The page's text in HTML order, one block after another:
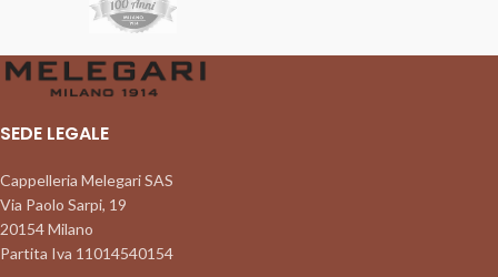
SEDE LEGALE
Cappelleria Melegari SAS
Via Paolo Sarpi, 19
20154 Milano
Partita Iva 11014540154